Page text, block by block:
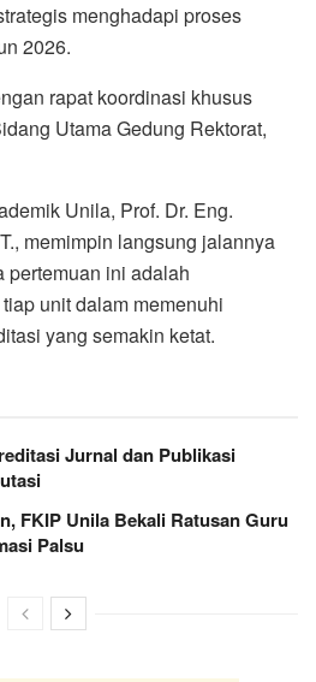
menghadapi proses
2026.
rapat koordinasi khusus
Utama Gedung Rektorat,
Unila, Prof. Dr. Eng.
memimpin langsung jalannya
pertemuan ini adalah
unit dalam memenuhi
yang semakin ketat.
Jurnal dan Publikasi
FKIP Unila Bekali Ratusan Guru
Palsu